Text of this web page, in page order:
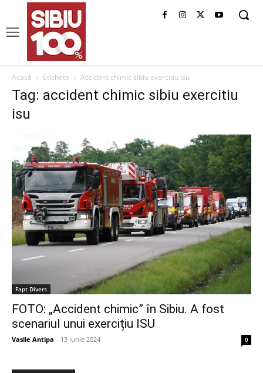
Acasă Etichete Accident chimic sibiu exercitiu isu
Tag: accident chimic sibiu exercitiu
isu
Fapt Divers
FOTO: „Accident chimic” în Sibiu. A fost
scenariul unui exercițiu ISU
Vasile Antipa - 13 iunie 2024 0